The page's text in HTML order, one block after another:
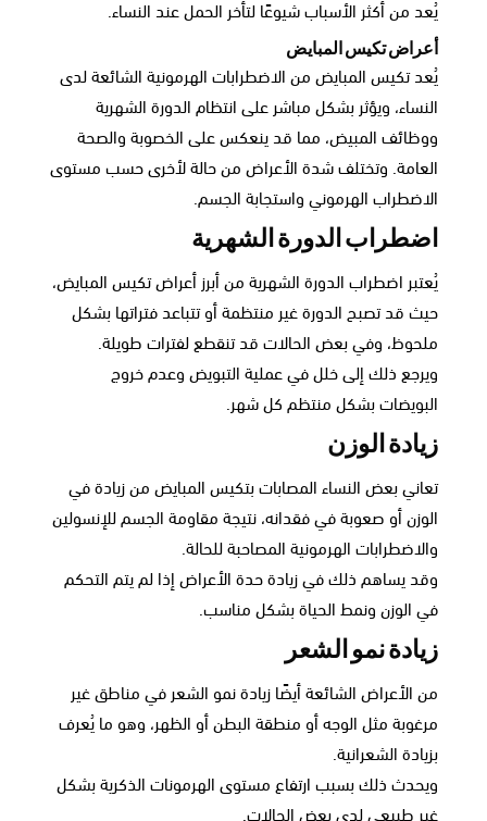
يُعد من أكثر الأسباب شيوعًا لتأخر الحمل عند النساء.
أعراض تكيس المبايض
يُعد تكيس المبايض من الاضطرابات الهرمونية الشائعة لدى
النساء، ويؤثر بشكل مباشر على انتظام الدورة الشهرية
ووظائف المبيض، مما قد ينعكس على الخصوبة والصحة
العامة. وتختلف شدة الأعراض من حالة لأخرى حسب مستوى
الاضطراب الهرموني واستجابة الجسم.
اضطراب الدورة الشهرية
يُعتبر اضطراب الدورة الشهرية من أبرز أعراض تكيس المبايض،
حيث قد تصبح الدورة غير منتظمة أو تتباعد فتراتها بشكل
ملحوظ، وفي بعض الحالات قد تنقطع لفترات طويلة.
ويرجع ذلك إلى خلل في عملية التبويض وعدم خروج
البويضات بشكل منتظم كل شهر.
زيادة الوزن
تعاني بعض النساء المصابات بتكيس المبايض من زيادة في
الوزن أو صعوبة في فقدانه، نتيجة مقاومة الجسم للإنسولين
والاضطرابات الهرمونية المصاحبة للحالة.
وقد يساهم ذلك في زيادة حدة الأعراض إذا لم يتم التحكم
في الوزن ونمط الحياة بشكل مناسب.
زيادة نمو الشعر
من الأعراض الشائعة أيضًا زيادة نمو الشعر في مناطق غير
مرغوبة مثل الوجه أو منطقة البطن أو الظهر، وهو ما يُعرف
بزيادة الشعرانية.
ويحدث ذلك بسبب ارتفاع مستوى الهرمونات الذكرية بشكل
غير طبيعي لدى بعض الحالات.